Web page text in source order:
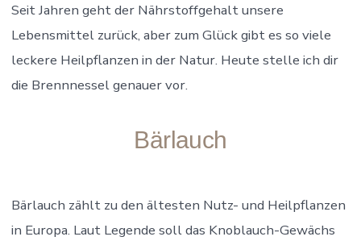
Seit Jahren geht der Nährstoffgehalt unsere
Lebensmittel zurück, aber zum Glück gibt es so viele
leckere Heilpflanzen in der Natur. Heute stelle ich dir
die Brennnessel genauer vor.
Bärlauch
Bärlauch zählt zu den ältesten Nutz- und Heilpflanzen
in Europa. Laut Legende soll das Knoblauch-Gewächs